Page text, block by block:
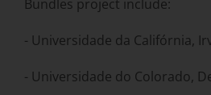
Bundles project include:
- Universidade da Califórnia,
- Universidade do Colorado,